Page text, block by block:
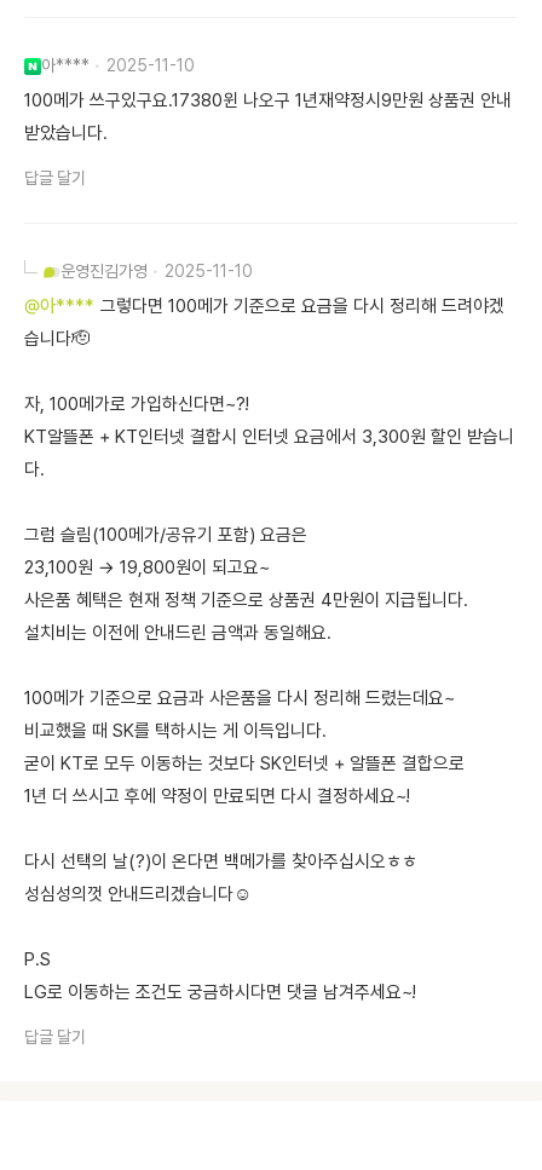
아**** 2025-11-10
100메가 쓰구있구요.17380윈 나오구 1년재약정시9만원 상품권 안내
받았습니다.
답글 달기
운영진김가영 2025-11-10
@아**** 그렇다면 100메가 기준으로 요금을 다시 정리해 드려야겠
습니다🫡
자, 100메가로 가입하신다면~?!
KT알뜰폰 + KT인터넷 결합시 인터넷 요금에서 3,300원 할인 받습니
다.
그럼 슬림(100메가/공유기 포함) 요금은
23,100원 → 19,800원이 되고요~
사은품 혜택은 현재 정책 기준으로 상품권 4만원이 지급됩니다.
설치비는 이전에 안내드린 금액과 동일해요.
100메가 기준으로 요금과 사은품을 다시 정리해 드렸는데요~
비교했을 때 SK를 택하시는 게 이득입니다.
굳이 KT로 모두 이동하는 것보다 SK인터넷 + 알뜰폰 결합으로
1년 더 쓰시고 후에 약정이 만료되면 다시 결정하세요~!
다시 선택의 날(?)이 온다면 백메가를 찾아주십시오ㅎㅎ
성심성의껏 안내드리겠습니다☺️
P.S
LG로 이동하는 조건도 궁금하시다면 댓글 남겨주세요~!
답글 달기